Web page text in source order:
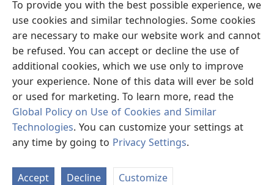
To provide you with the best possible experience, we
use cookies and similar technologies. Some cookies
are necessary to make our website work and cannot
be refused. You can accept or decline the use of
additional cookies, which we use only to improve
your experience. None of this data will ever be sold
or used for marketing. To learn more, read the
Global Policy on Use of Cookies and Similar
Technologies. You can customize your settings at
any time by going to Privacy Settings.
Accept Decline Customize
window)ವಾಚ್‌ಟವರ್‌ ಆನ್‌ಲೈನ್‌ ಲೈಬ್ರರಿ
(opens
new
window)
®
(opens
new
JW ಲೈಬ್ರರಿಆ್ಯಪ್‌
Copyright© 2026 Watch Tower Bible and Tract Society of Pennsylvania.